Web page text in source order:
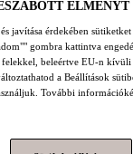
és
ÉLMÉNYT
javítása érdekében
gombra kattintva
felekkel, beleértve EU-n
a Beállítások
További